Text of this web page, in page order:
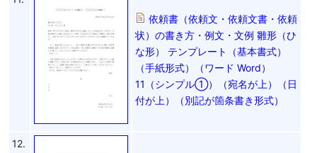
依頼書（依頼文・依頼文書・依頼
状）の書き方・例文・文例 雛形（ひ
な形） テンプレート（基本書式）
（手紙形式）（ワード Word）
11（シンプル①）（宛名が上）（日
付が上）（別記が箇条書き形式）
12.